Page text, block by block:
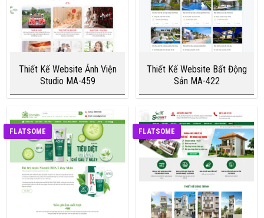
Thiết Kế Website Ảnh Viện
Studio MA-459
Thiết Kế Website Bất Động
Sản MA-422
FLATSOME FLATSOME